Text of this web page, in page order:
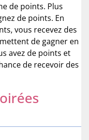
de points. Plus
de points. En
vous recevez des
de gagner en
avez de points et
de recevoir des